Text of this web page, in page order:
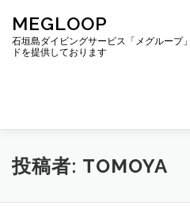
ッ
MEGLOOP
石垣島ダイビングサービス「メグループ
ドを提供しております
TOP ダイビング ダイ
投稿者: TOMOYA